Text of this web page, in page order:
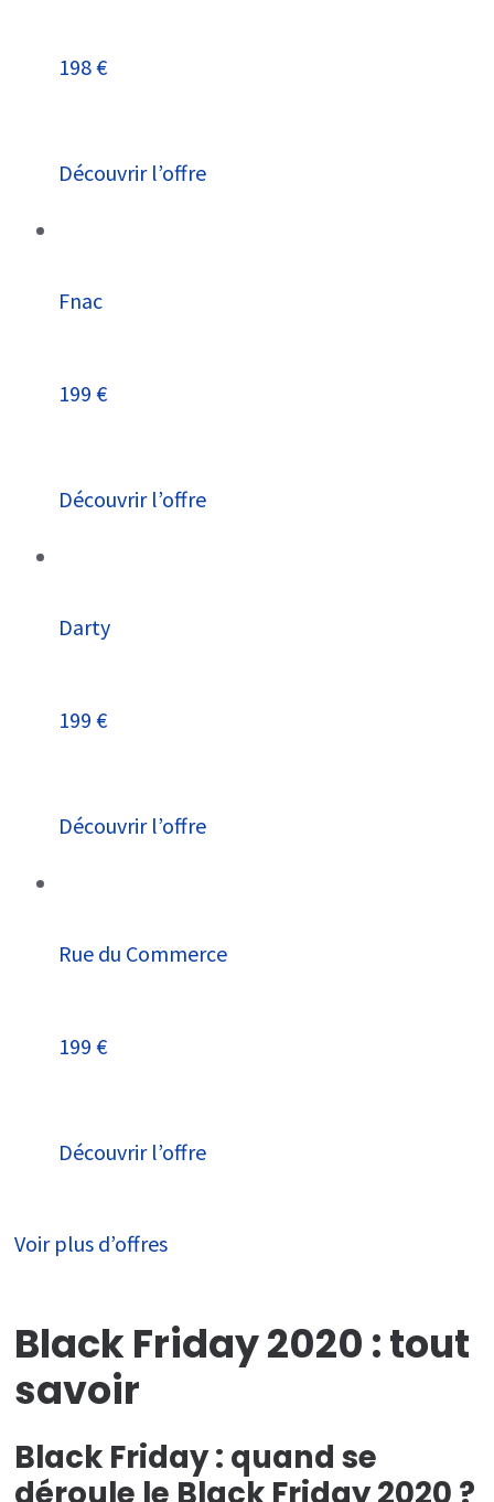
198 €
Découvrir l’offre
Fnac
199 €
Découvrir l’offre
Darty
199 €
Découvrir l’offre
Rue du Commerce
199 €
Découvrir l’offre
Voir plus d’offres
Black Friday 2020 : tout
savoir
Black Friday : quand se